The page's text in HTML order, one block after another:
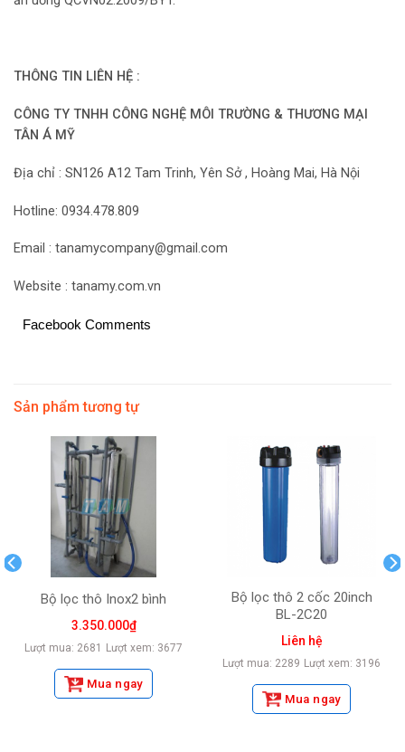
THÔNG TIN LIÊN HỆ :
CÔNG TY TNHH CÔNG NGHỆ MÔI TRƯỜNG & THƯƠNG MẠI
TÂN Á MỸ
Địa chỉ : SN126 A12 Tam Trinh, Yên Sở , Hoàng Mai, Hà Nội
Hotline: 0934.478.809
Email : tanamycompany@gmail.com
Website : tanamy.com.vn
Facebook Comments
Sản phẩm tương tự
Bộ lọc thô Inox2 bình
3.350.000₫
Lượt mua: 2681 Lượt xem: 3677
Mua ngay
Bộ lọc thô 2 cốc 20inch
BL-2C20
Liên hệ
Lượt mua: 2289 Lượt xem: 3196
Mua ngay